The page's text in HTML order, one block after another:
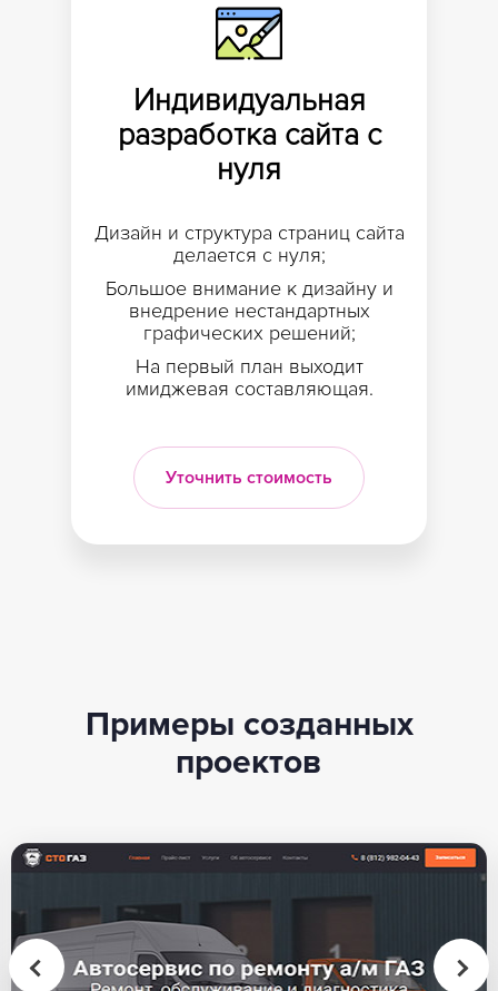
Индивидуальная
разработка сайта с
нуля
Дизайн и структура страниц сайта
делается с нуля;
Большое внимание к дизайну и
внедрение нестандартныx
графических решений;
На первый план выходит
имиджевая составляющая.
Уточнить стоимость
Примеры созданных
проектов